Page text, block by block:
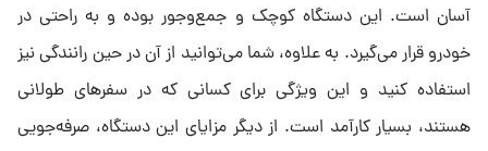
آسان است. این دستگاه کوچک و جمع‌وجور بوده و به راحتی در
خودرو قرار می‌گیرد. به علاوه، شما می‌توانید از آن در حین رانندگی نیز
استفاده کنید و این ویژگی برای کسانی که در سفرهای طولانی
هستند، بسیار کارآمد است. از دیگر مزایای این دستگاه، صرفه‌جویی